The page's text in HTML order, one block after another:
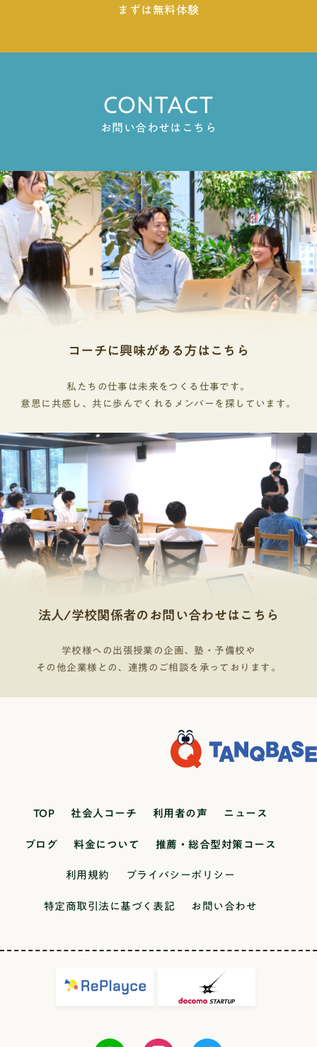
まずは無料体験
CONTACT
お問い合わせはこちら
コーチに興味がある方はこちら
私たちの仕事は未来をつくる仕事です。
意思に共感し、共に歩んでくれるメンバーを探しています。
法人/学校関係者のお問い合わせはこちら
学校様への出張授業の企画、塾・予備校や
その他企業様との、連携のご相談を承っております。
TOP 社会人コーチ 利用者の声 ニュース
ブログ 料金について 推薦・総合型対策コース
利用規約 プライバシーポリシー
特定商取引法に基づく表記 お問い合わせ